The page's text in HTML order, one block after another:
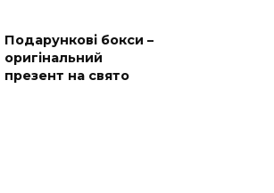
Подарункові бокси –
оригінальний
презент на свято